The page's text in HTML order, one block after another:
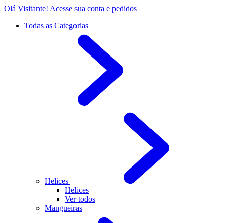
Olá Visitante! Acesse sua conta e pedidos
Todas as Categorias
Helices
Helices
Ver todos
Mangueiras